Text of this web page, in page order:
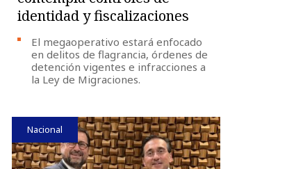
identidad y fiscalizaciones
El megaoperativo estará enfocado
en delitos de flagrancia, órdenes de
detención vigentes e infracciones a
la Ley de Migraciones.
Nacional